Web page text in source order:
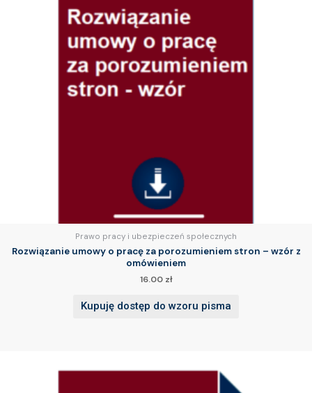
Prawo pracy i ubezpieczeń społecznych
Rozwiązanie umowy o pracę za porozumieniem stron – wzór z
omówieniem
16.00 zł
Kupuję dostęp do wzoru pisma